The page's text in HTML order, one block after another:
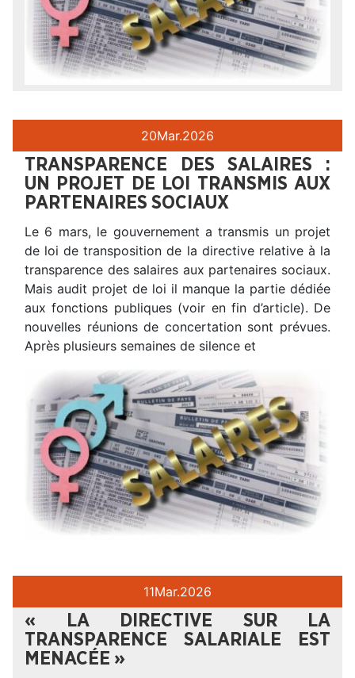
20Mar.2026
TRANSPARENCE DES SALAIRES :
UN PROJET DE LOI TRANSMIS AUX
PARTENAIRES SOCIAUX
Le 6 mars, le gouvernement a transmis un projet
de loi de transposition de la directive relative à la
transparence des salaires aux partenaires sociaux.
Mais audit projet de loi il manque la partie dédiée
aux fonctions publiques (voir en fin d’article). De
nouvelles réunions de concertation sont prévues.
Après plusieurs semaines de silence et
11Mar.2026
« LA DIRECTIVE SUR LA
TRANSPARENCE SALARIALE EST
MENACÉE »